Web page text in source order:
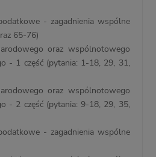
- zagadnienia wspólne
65-76)
oraz wspólnotowego
- 1 część (pytania: 1-18, 29, 31,
oraz wspólnotowego
- 2 część (pytania: 9-18, 29, 35,
- zagadnienia wspólne